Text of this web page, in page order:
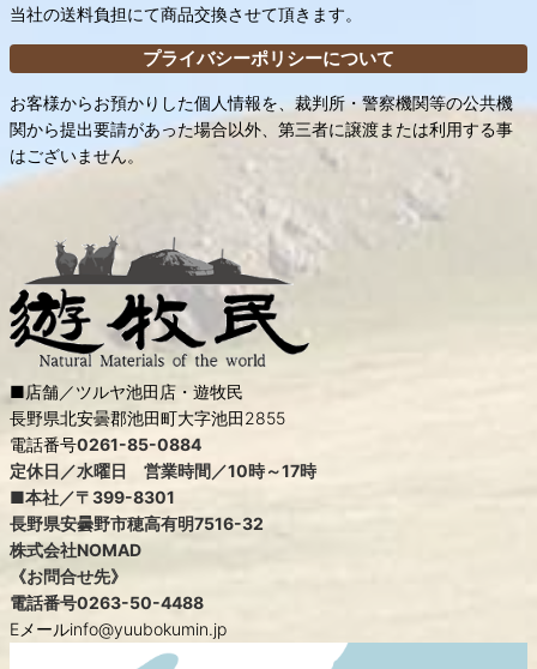
当社の送料負担にて商品交換させて頂きます。
プライバシーポリシーについて
お客様からお預かりした個人情報を、裁判所・警察機関等の公共機
関から提出要請があった場合以外、第三者に譲渡または利用する事
はございません。
■店舗／ツルヤ池田店・遊牧民
長野県北安曇郡池田町大字池田2855
電話番号0261-85-0884
定休日／水曜日 営業時間／10時～17時
■本社／〒399-8301
長野県安曇野市穂高有明7516-32
株式会社NOMAD
《お問合せ先》
電話番号0263-50-4488
Eメールinfo@yuubokumin.jp